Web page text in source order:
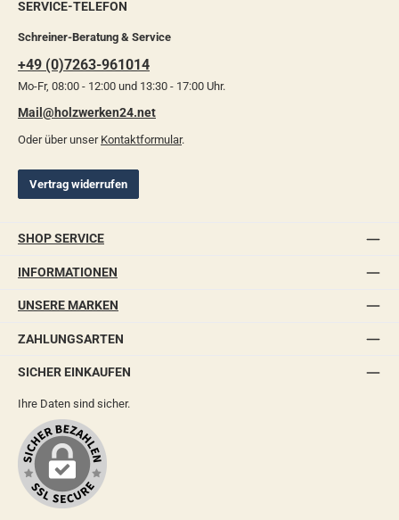
SERVICE-TELEFON
Schreiner-Beratung & Service
+49 (0)7263-961014
Mo-Fr, 08:00 - 12:00 und 13:30 - 17:00 Uhr.
Mail@holzwerken24.net
Oder über unser Kontaktformular.
Vertrag widerrufen
SHOP SERVICE
INFORMATIONEN
UNSERE MARKEN
ZAHLUNGSARTEN
SICHER EINKAUFEN
Ihre Daten sind sicher.